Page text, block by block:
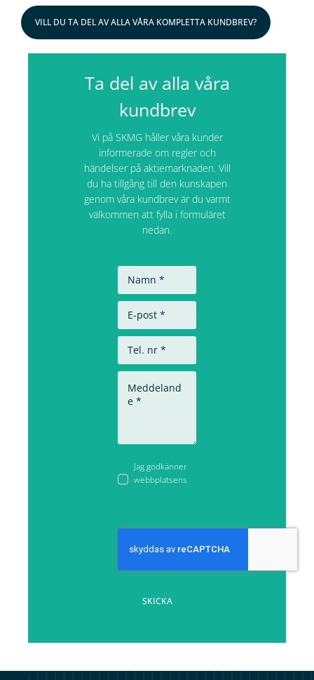
VILL DU TA DEL AV ALLA VÅRA KOMPLETTA KUNDBREV?
Ta del av alla våra
kundbrev
Vi på SKMG håller våra kunder
informerade om regler och
händelser på aktiemarknaden. Vill
du ha tillgång till den kunskapen
genom våra kundbrev är du varmt
välkommen att fylla i formuläret
nedan.
Jag godkänner
webbplatsens
SKICKA